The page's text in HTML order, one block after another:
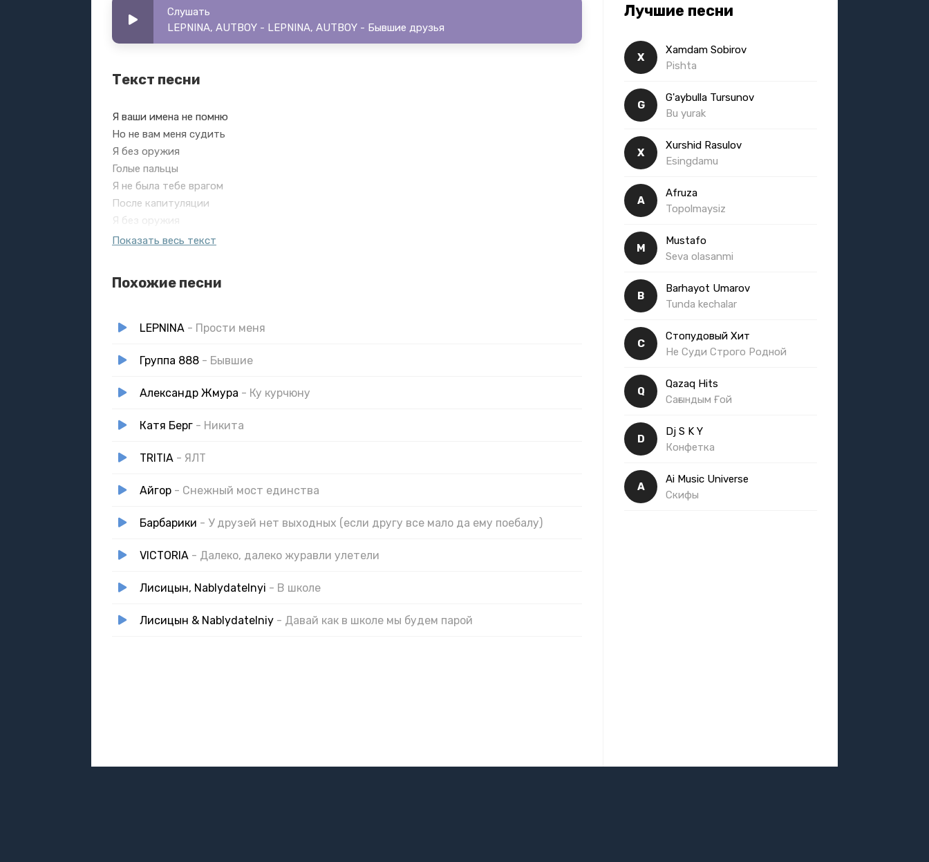
Слушать
LEPNINA, AUTBOY - LEPNINA, AUTBOY - Бывшие друзья
Текст песни
Я ваши имена не помню
Но не вам меня судить
Я без оружия
Голые пальцы
Я не была тебе врагом
После капитуляции
Я без оружия
И плана мести
Показать весь текст
Похожие песни
LEPNINA - Прости меня
Группа 888 - Бывшие
Александр Жмура - Ку курчюну
Катя Берг - Никита
TRITIA - ЯЛТ
Айгор - Снежный мост единства
Барбарики - У друзей нет выходных (если другу все мало да ему поебалу)
VICTORIA - Далеко, далеко журавли улетели
Лисицын, Nablydatelnyi - В школе
Лисицын & Nablydatelniy - Давай как в школе мы будем парой
Лучшие песни
X
Xamdam Sobirov
Pishta
G
G'aybulla Tursunov
Bu yurak
X
Xurshid Rasulov
Esingdamu
A
Afruza
Topolmaysiz
M
Mustafo
Seva olasanmi
B
Barhayot Umarov
Tunda kechalar
С
Стопудовый Хит
Не Суди Строго Родной
Q
Qazaq Hits
Сағындым Ғой
D
Dj S K Y
Конфетка
A
Ai Music Universe
Скифы